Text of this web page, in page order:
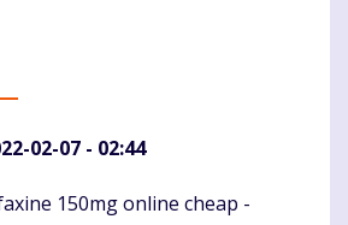
02-07 - 02:44
150mg online cheap -